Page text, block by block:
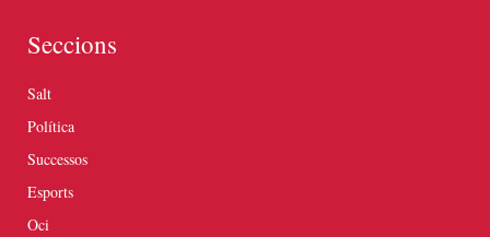
Seccions
Salt
Política
Successos
Esports
Oci